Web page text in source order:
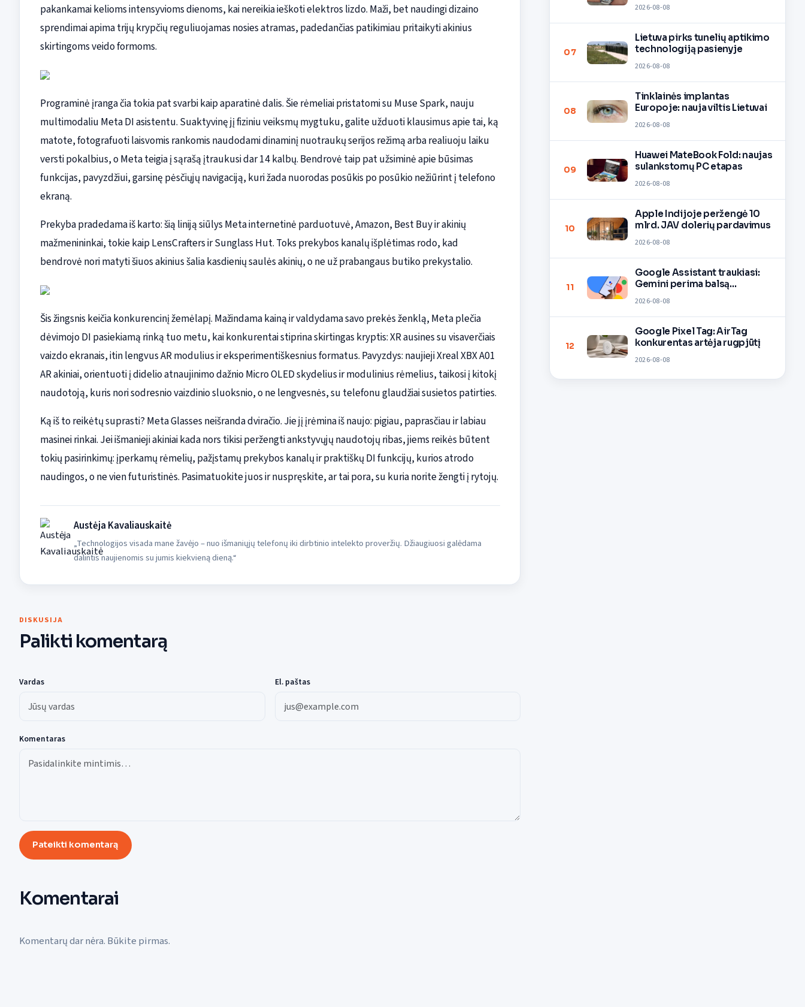
pakankamai kelioms intensyvioms dienoms, kai nereikia ieškoti elektros lizdo. Maži, bet naudingi dizaino
sprendimai apima trijų krypčių reguliuojamas nosies atramas, padedančias patikimiau pritaikyti akinius
skirtingoms veido formoms.
Programinė įranga čia tokia pat svarbi kaip aparatinė dalis. Šie rėmeliai pristatomi su Muse Spark, nauju
multimodaliu Meta DI asistentu. Suaktyvinę jį fiziniu veiksmų mygtuku, galite užduoti klausimus apie tai, ką
matote, fotografuoti laisvomis rankomis naudodami dinaminį nuotraukų serijos režimą arba realiuoju laiku
versti pokalbius, o Meta teigia į sąrašą įtraukusi dar 14 kalbų. Bendrovė taip pat užsiminė apie būsimas
funkcijas, pavyzdžiui, garsinę pėsčiųjų navigaciją, kuri žada nuorodas posūkis po posūkio nežiūrint į telefono
ekraną.
Prekyba pradedama iš karto: šią liniją siūlys Meta internetinė parduotuvė, Amazon, Best Buy ir akinių
mažmenininkai, tokie kaip LensCrafters ir Sunglass Hut. Toks prekybos kanalų išplėtimas rodo, kad
bendrovė nori matyti šiuos akinius šalia kasdienių saulės akinių, o ne už prabangaus butiko prekystalio.
Šis žingsnis keičia konkurencinį žemėlapį. Mažindama kainą ir valdydama savo prekės ženklą, Meta plečia
dėvimojo DI pasiekiamą rinką tuo metu, kai konkurentai stiprina skirtingas kryptis: XR ausines su visaverčiais
vaizdo ekranais, itin lengvus AR modulius ir eksperimentiškesnius formatus. Pavyzdys: naujieji Xreal XBX A01
AR akiniai, orientuoti į didelio atnaujinimo dažnio Micro OLED skydelius ir modulinius rėmelius, taikosi į kitokį
naudotoją, kuris nori sodresnio vaizdinio sluoksnio, o ne lengvesnės, su telefonu glaudžiai susietos patirties.
Ką iš to reikėtų suprasti? Meta Glasses neišranda dviračio. Jie jį įrėmina iš naujo: pigiau, paprasčiau ir labiau
masinei rinkai. Jei išmanieji akiniai kada nors tikisi peržengti ankstyvųjų naudotojų ribas, jiems reikės būtent
tokių pasirinkimų: įperkamų rėmelių, pažįstamų prekybos kanalų ir praktiškų DI funkcijų, kurios atrodo
naudingos, o ne vien futuristinės. Pasimatuokite juos ir nuspręskite, ar tai pora, su kuria norite žengti į rytojų.
Austėja Kavaliauskaitė
„Technologijos visada mane žavėjo – nuo išmaniųjų telefonų iki dirbtinio intelekto proveržių. Džiaugiuosi galėdama
dalintis naujienomis su jumis kiekvieną dieną.“
DISKUSIJA
Palikti komentarą
Vardas El. paštas
Komentaras
Pateikti komentarą
Komentarai
Komentarų dar nėra. Būkite pirmas.
2026-08-08
07
Lietuva pirks tunelių aptikimo
technologiją pasienyje
2026-08-08
08
Tinklainės implantas
Europoje: nauja viltis Lietuvai
2026-08-08
09
Huawei MateBook Fold: naujas
sulankstomų PC etapas
2026-08-08
10
Apple Indijoje peržengė 10
mlrd. JAV dolerių pardavimus
2026-08-08
11
Google Assistant traukiasi:
Gemini perima balsą
2026-08-08
12
Google Pixel Tag: AirTag
konkurentas artėja rugpjūtį
2026-08-08